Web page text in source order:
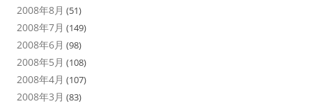
2008年8月 (51)
2008年7月 (149)
2008年6月 (98)
2008年5月 (108)
2008年4月 (107)
2008年3月 (83)